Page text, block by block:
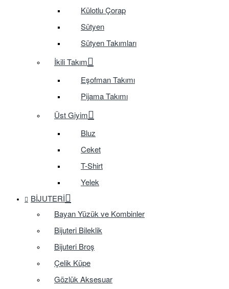
Külotlu Çorap
Sütyen
Sütyen Takımları
İkili Takım
Eşofman Takımı
Pijama Takımı
Üst Giyim
Bluz
Ceket
T-Shirt
Yelek
BIJUTERI
Bayan Yüzük ve Kombinler
Bijuteri Bileklik
Bijuteri Broş
Çelik Küpe
Gözlük Aksesuar